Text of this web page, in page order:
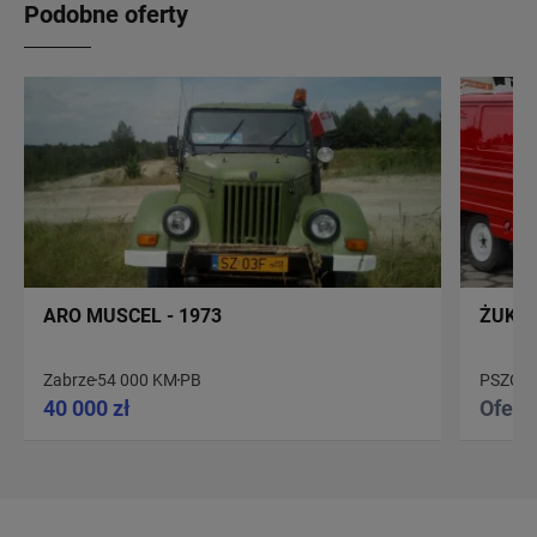
Podobne oferty
ARO MUSCEL - 1973
Zabrze54 000 KM PB
40 000 zł
ŻUK